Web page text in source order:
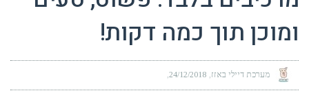
ומוכן תוך כמה דקות!
מערכת דיילי באזז 24/12/2018